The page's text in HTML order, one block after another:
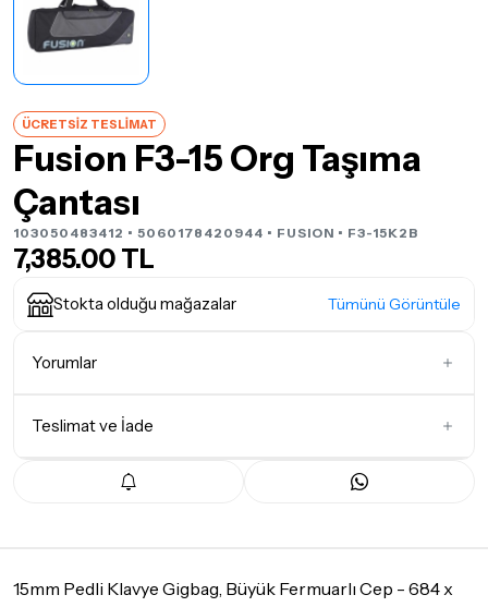
ÜCRETSİZ TESLİMAT
Fusion F3-15 Org Taşıma
Çantası
103050483412 • 5060178420944 • FUSION • F3-15K2B
7,385.00 TL
Stokta olduğu mağazalar Tümünü Görüntüle
Yorumlar
Teslimat ve İade
Teslimat Koşulları
tatil günlerinde teslimat yapılamamaktadır.
15mm Pedli Klavye Gigbag, Büyük Fermuarlı Cep - 684 x